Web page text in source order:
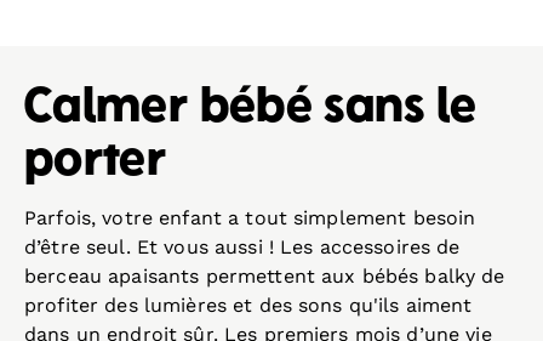
Calmer bébé sans le
porter
Parfois, votre enfant a tout simplement besoin
d’être seul. Et vous aussi ! Les accessoires de
berceau apaisants permettent aux bébés balky de
profiter des lumières et des sons qu'ils aiment
dans un endroit sûr. Les premiers mois d’une vie